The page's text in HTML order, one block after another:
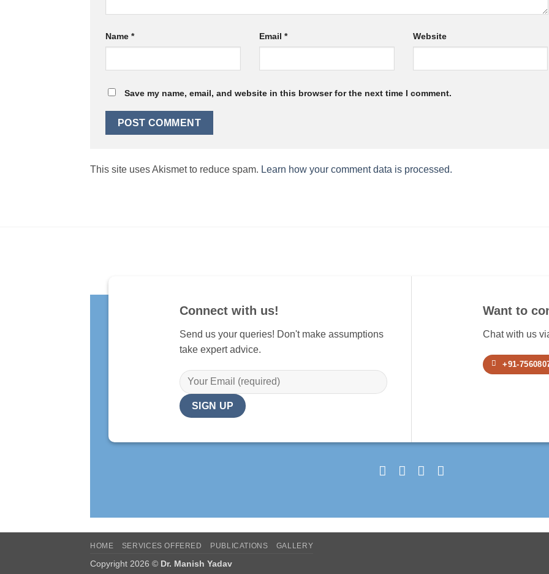
Name * Email * Website
Save my name, email, and website in this browser for the next time I comment.
This site uses Akismet to reduce spam. Learn how your comment data is processed.
Connect with us!
Send us your queries! Don't make assumptions
take expert advice.
Want to
Chat with us
+91-
HOME SERVICES OFFERED PUBLICATIONS GALLERY
Copyright 2026 © Dr. Manish Yadav